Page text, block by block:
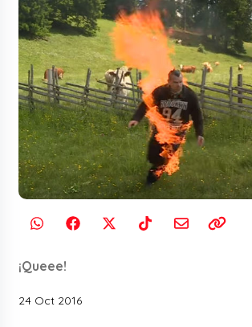
¡Queee!
24 Oct 2016